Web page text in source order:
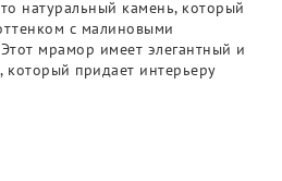
натуральный камень, который
с малиновыми
мрамор имеет элегантный и
придает интерьеру